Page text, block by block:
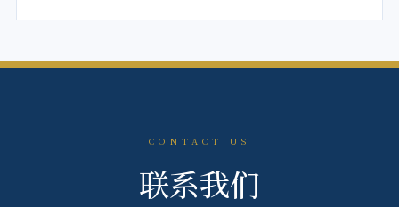
CONTACT US
联系我们